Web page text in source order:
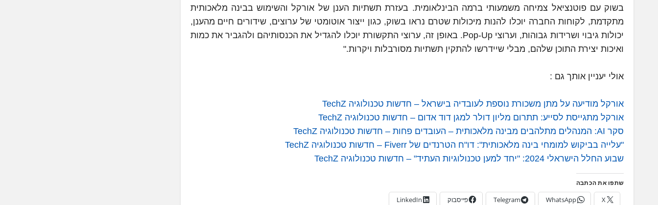
בשוק עם פוטנציאל צמיחה משמעותי ברמה הבינלאומית. בעזרת תשתיות הענן של אורקל והשימוש בבינה מלאכותית
מתקדמת, לקוחות החברה יוכלו להנות מיכולות שטרם נראו בשוק, כגון ייצור אוטומטי של ערוצים, שידורים חיים מהענן,
יכולות גיבוי ושרידות גבוהות, וערוצי Pop-Up. באופן זה, ערוצי התקשורת יוכלו להגדיל את הכנסותיהם ולהגביר את כמות
ואיכות יצירת התוכן שלהם, מבלי שיידרשו להתקין תשתיות מסורבלות ויקרות."
אולי יעניין אותך גם :
אורקל מודיעה על מתן משכורת נוספת לעובדיה בישראל – חדשות טכנולוגיה TechZ
אורקל מתגייסת לסייע: תתרום מליון דולר למגן דוד אדום – חדשות טכנולוגיה TechZ
סקר AI: המנהלים מתלהבים מבינה מלאכותית – העובדים פחות – חדשות טכנולוגיה TechZ
"עלייה בביקוש למומחי בינה מלאכותית": דו"ח הטרנדים של Fiverr – חדשות טכנולוגיה TechZ
שבוע החלל הישראלי 2024: "יחד למען טכנולוגיות העתיד" – חדשות טכנולוגיה TechZ
שתפו את הכתבה
X
WhatsApp
Telegram פייסבוק LinkedIn